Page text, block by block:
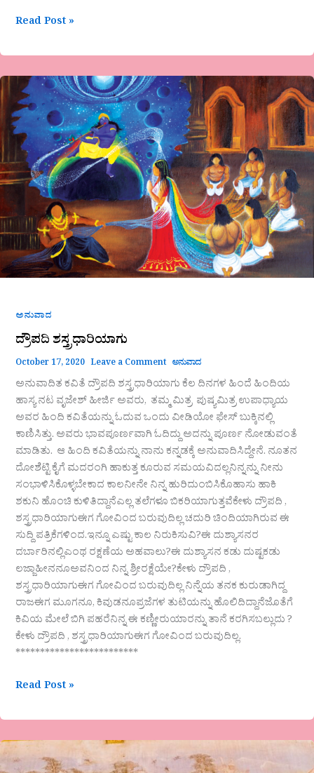
Read Post »
ಅನುವಾದ
ದ್ರೌಪದಿ ಶಸ್ತ್ರಧಾರಿಯಾಗು
October 17, 2020 Leave a Comment ಅನುವಾದ
ಅನುವಾದಿತ ಕವಿತೆ ದ್ರೌಪದಿ ಶಸ್ತ್ರಧಾರಿಯಾಗು ಕೆಲ ದಿನಗಳ ಹಿಂದೆ ಹಿಂದಿಯ
ಹಾಸ್ಯ ನಟ ವೃಜೇಶ್ ಹೀರ್ಜಿ ಅವರು, ತಮ್ಮ ಮಿತ್ರ ಪುಷ್ಯಮಿತ್ರ ಉಪಾಧ್ಯಾಯ
ಅವರ ಹಿಂದಿ ಕವಿತೆಯನ್ನು ಓದುವ ಒಂದು ವೀಡಿಯೋ ಫೇಸ್ ಬುಕ್ಕಿನಲ್ಲಿ
ಕಾಣಿಸಿತ್ತು. ಅವರು ಭಾವಪೂರ್ಣವಾಗಿ ಓದಿದ್ದು ಅದನ್ನು ಪೂರ್ಣ ನೋಡುವಂತೆ
ಮಾಡಿತು. ಆ ಹಿಂದಿ ಕವಿತೆಯನ್ನು ನಾನು ಕನ್ನಡಕ್ಕೆ ಅನುವಾದಿಸಿದ್ದೇನೆ. ನೂತನ
ದೋಶೆಟ್ಟಿ ಕೈಗೆ ಮದರಂಗಿ ಹಾಕುತ್ತ ಕೂರುವ ಸಮಯವಿದಲ್ಲನಿನ್ನನ್ನು ನೀನು
ಸಂಭಾಳಿಸಿಕೊಳ್ಳಬೇಕಾದ ಕಾಲನೀನೇ ನಿನ್ನ ಹುರಿದುಂಬಿಸಿಕೊಹಾಸು ಹಾಕಿ
ಶಕುನಿ ಹೊಂಚಿ ಕುಳಿತಿದ್ದಾನೆಎಲ್ಲ ತಲೆಗಳೂ ಬಿಕರಿಯಾಗುತ್ತವೆಕೇಳು ದ್ರೌಪದಿ ,
ಶಸ್ತ್ರಧಾರಿಯಾಗುಈಗ ಗೋವಿಂದ ಬರುವುದಿಲ್ಲ ಚದುರಿ ಚಿಂದಿಯಾಗಿರುವ ಈ
ಸುದ್ದಿ ಪತ್ರಿಕೆಗಳಿಂದ.ಇನ್ನೂ ಎಷ್ಟು ಕಾಲ ನಿರುಕಿಸುವಿ?ಈ ದುಶ್ಯಾಸನರ
ದರ್ಬಾರಿನಲ್ಲಿಎಂಥ ರಕ್ಷಣೆಯ ಅಹವಾಲು?ಈ ದುಶ್ಯಾಸನ ಕಡು ದುಷ್ಟಕಡು
ಲಜ್ಜಾಹೀನನೂಅವನಿಂದ ನಿನ್ನ ಶ್ರೀರಕ್ಷೆಯೇ?ಕೇಳು ದ್ರೌಪದಿ ,
ಶಸ್ತ್ರಧಾರಿಯಾಗುಈಗ ಗೋವಿಂದ ಬರುವುದಿಲ್ಲ ನಿನ್ನೆಯ ತನಕ ಕುರುಡಾಗಿದ್ದ
ರಾಜಈಗ ಮೂಗನೂ, ಕಿವುಡನೂಪ್ರಜೆಗಳ ತುಟಿಯನ್ನು ಹೊಲಿದಿದ್ದಾನೆಜೊತೆಗೆ
ಕಿವಿಯ ಮೇಲೆ ಬಿಗಿ ಪಹರೆನಿನ್ನ ಈ ಕಣ್ಣೀರುಯಾರನ್ನು ತಾನೆ ಕರಗಿಸಬಲ್ಲುದು ?
ಕೇಳು ದ್ರೌಪದಿ , ಶಸ್ತ್ರಧಾರಿಯಾಗುಈಗ ಗೋವಿಂದ ಬರುವುದಿಲ್ಲ.
*************************
ದ್ರೌಪದಿ
ಶಸ್ತ್ರಧಾರಿಯಾಗು
Read Post »
ಜೀವನ
ಜಲಧಿ